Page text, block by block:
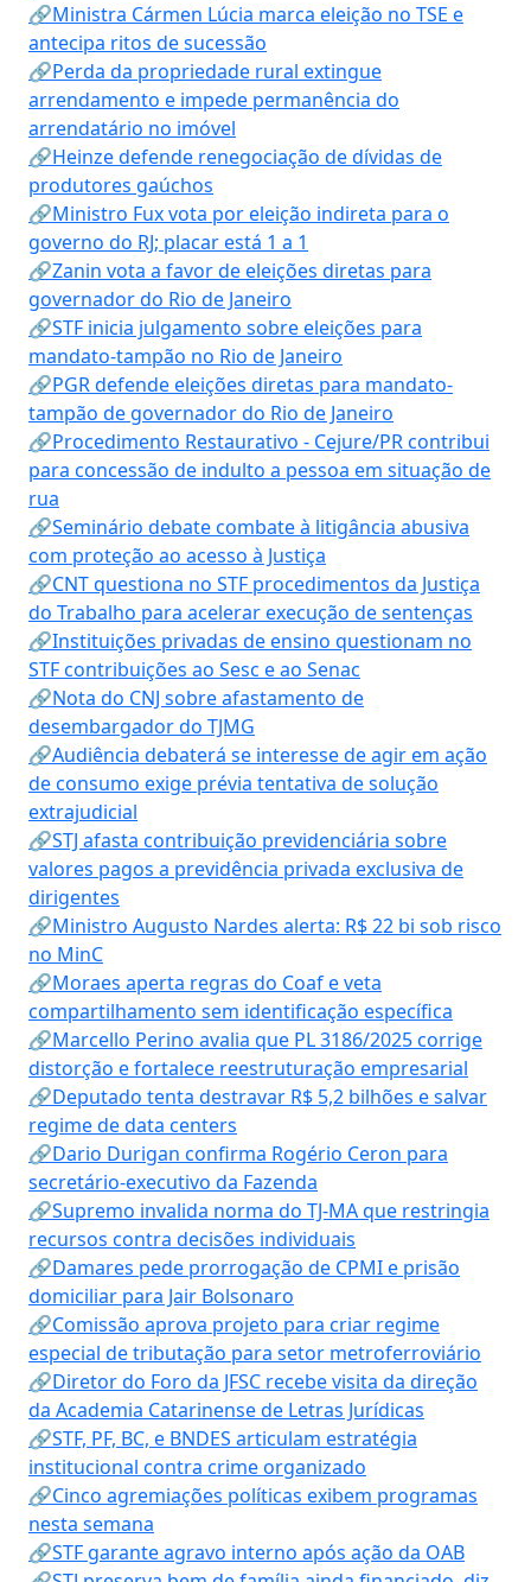
🔗Ministra Cármen Lúcia marca eleição no TSE e
antecipa ritos de sucessão
🔗Perda da propriedade rural extingue
arrendamento e impede permanência do
arrendatário no imóvel
🔗Heinze defende renegociação de dívidas de
produtores gaúchos
🔗Ministro Fux vota por eleição indireta para o
governo do RJ; placar está 1 a 1
🔗Zanin vota a favor de eleições diretas para
governador do Rio de Janeiro
🔗STF inicia julgamento sobre eleições para
mandato-tampão no Rio de Janeiro
🔗PGR defende eleições diretas para mandato-
tampão de governador do Rio de Janeiro
🔗Procedimento Restaurativo - Cejure/PR contribui
para concessão de indulto a pessoa em situação de
rua
🔗Seminário debate combate à litigância abusiva
com proteção ao acesso à Justiça
🔗CNT questiona no STF procedimentos da Justiça
do Trabalho para acelerar execução de sentenças
🔗Instituições privadas de ensino questionam no
STF contribuições ao Sesc e ao Senac
🔗Nota do CNJ sobre afastamento de
desembargador do TJMG
🔗Audiência debaterá se interesse de agir em ação
de consumo exige prévia tentativa de solução
extrajudicial
🔗STJ afasta contribuição previdenciária sobre
valores pagos a previdência privada exclusiva de
dirigentes
🔗Ministro Augusto Nardes alerta: R$ 22 bi sob risco
no MinC
🔗Moraes aperta regras do Coaf e veta
compartilhamento sem identificação específica
🔗Marcello Perino avalia que PL 3186/2025 corrige
distorção e fortalece reestruturação empresarial
🔗Deputado tenta destravar R$ 5,2 bilhões e salvar
regime de data centers
🔗Dario Durigan confirma Rogério Ceron para
secretário-executivo da Fazenda
🔗Supremo invalida norma do TJ-MA que restringia
recursos contra decisões individuais
🔗Damares pede prorrogação de CPMI e prisão
domiciliar para Jair Bolsonaro
🔗Comissão aprova projeto para criar regime
especial de tributação para setor metroferroviário
🔗Diretor do Foro da JFSC recebe visita da direção
da Academia Catarinense de Letras Jurídicas
🔗STF, PF, BC, e BNDES articulam estratégia
institucional contra crime organizado
🔗Cinco agremiações políticas exibem programas
nesta semana
🔗STF garante agravo interno após ação da OAB